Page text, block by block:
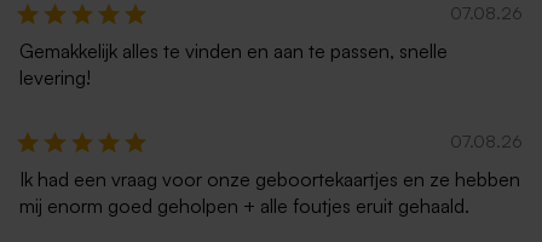
07.08.26
Gemakkelijk alles te vinden en aan te passen, snelle
levering!
07.08.26
Ik had een vraag voor onze geboortekaartjes en ze hebben
mij enorm goed geholpen + alle foutjes eruit gehaald.